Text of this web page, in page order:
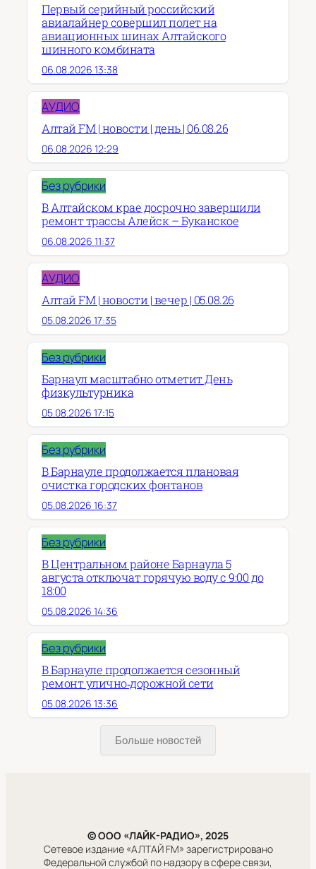
Первый серийный российский
авиалайнер совершил полет на
авиационных шинах Алтайского
шинного комбината
06.08.2026 13:38
АУДИО
Алтай FM | новости | день | 06.08.26
06.08.2026 12:29
Без рубрики
В Алтайском крае досрочно завершили
ремонт трассы Алейск – Буканское
06.08.2026 11:37
АУДИО
Алтай FM | новости | вечер | 05.08.26
05.08.2026 17:35
Без рубрики
Барнаул масштабно отметит День
физкультурника
05.08.2026 17:15
Без рубрики
В Барнауле продолжается плановая
очистка городских фонтанов
05.08.2026 16:37
Без рубрики
В Центральном районе Барнаула 5
августа отключат горячую воду с 9:00 до
18:00
05.08.2026 14:36
Без рубрики
В Барнауле продолжается сезонный
ремонт улично‑дорожной сети
05.08.2026 13:36
Больше новостей
© ООО «ЛАЙК-РАДИО», 2025
Сетевое издание «АЛТАЙ FM» зарегистрировано
Федеральной службой по надзору в сфере связи,